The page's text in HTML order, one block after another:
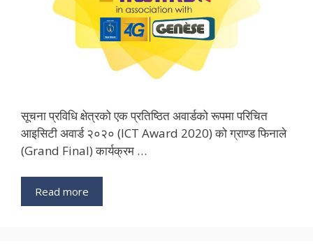
सूचना प्रविधि क्षेत्रको एक प्रतिष्ठित अवार्डको रूपमा परिचित
आइसिटी अवार्ड २०२० (ICT Award 2020) को ग्राण्ड फिनाले
(Grand Final) कार्यक्रम …
Read more